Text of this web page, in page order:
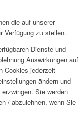
die auf unserer
Verfügung zu stellen.
Dienste und
Auswirkungen auf
Cookies jederzeit
ändern und
Sie werden
/ abzulehnen, wenn Sie